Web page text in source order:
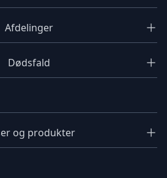
Afdelinger
Dødsfald
og produkter